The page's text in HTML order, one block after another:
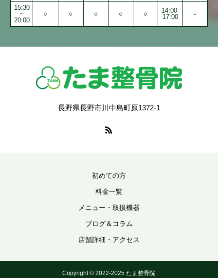
15:30
~
20:00
○ ○ ○ ○ ○
14:00-
17:00
－
長野県長野市川中島町原1372-1
初めての方
料金一覧
メニュー・取扱機器
ブログ＆コラム
店舗詳細・アクセス
Copyright © 2022-2025 たま整骨院